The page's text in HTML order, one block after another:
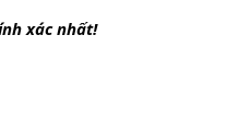
xác nhất!